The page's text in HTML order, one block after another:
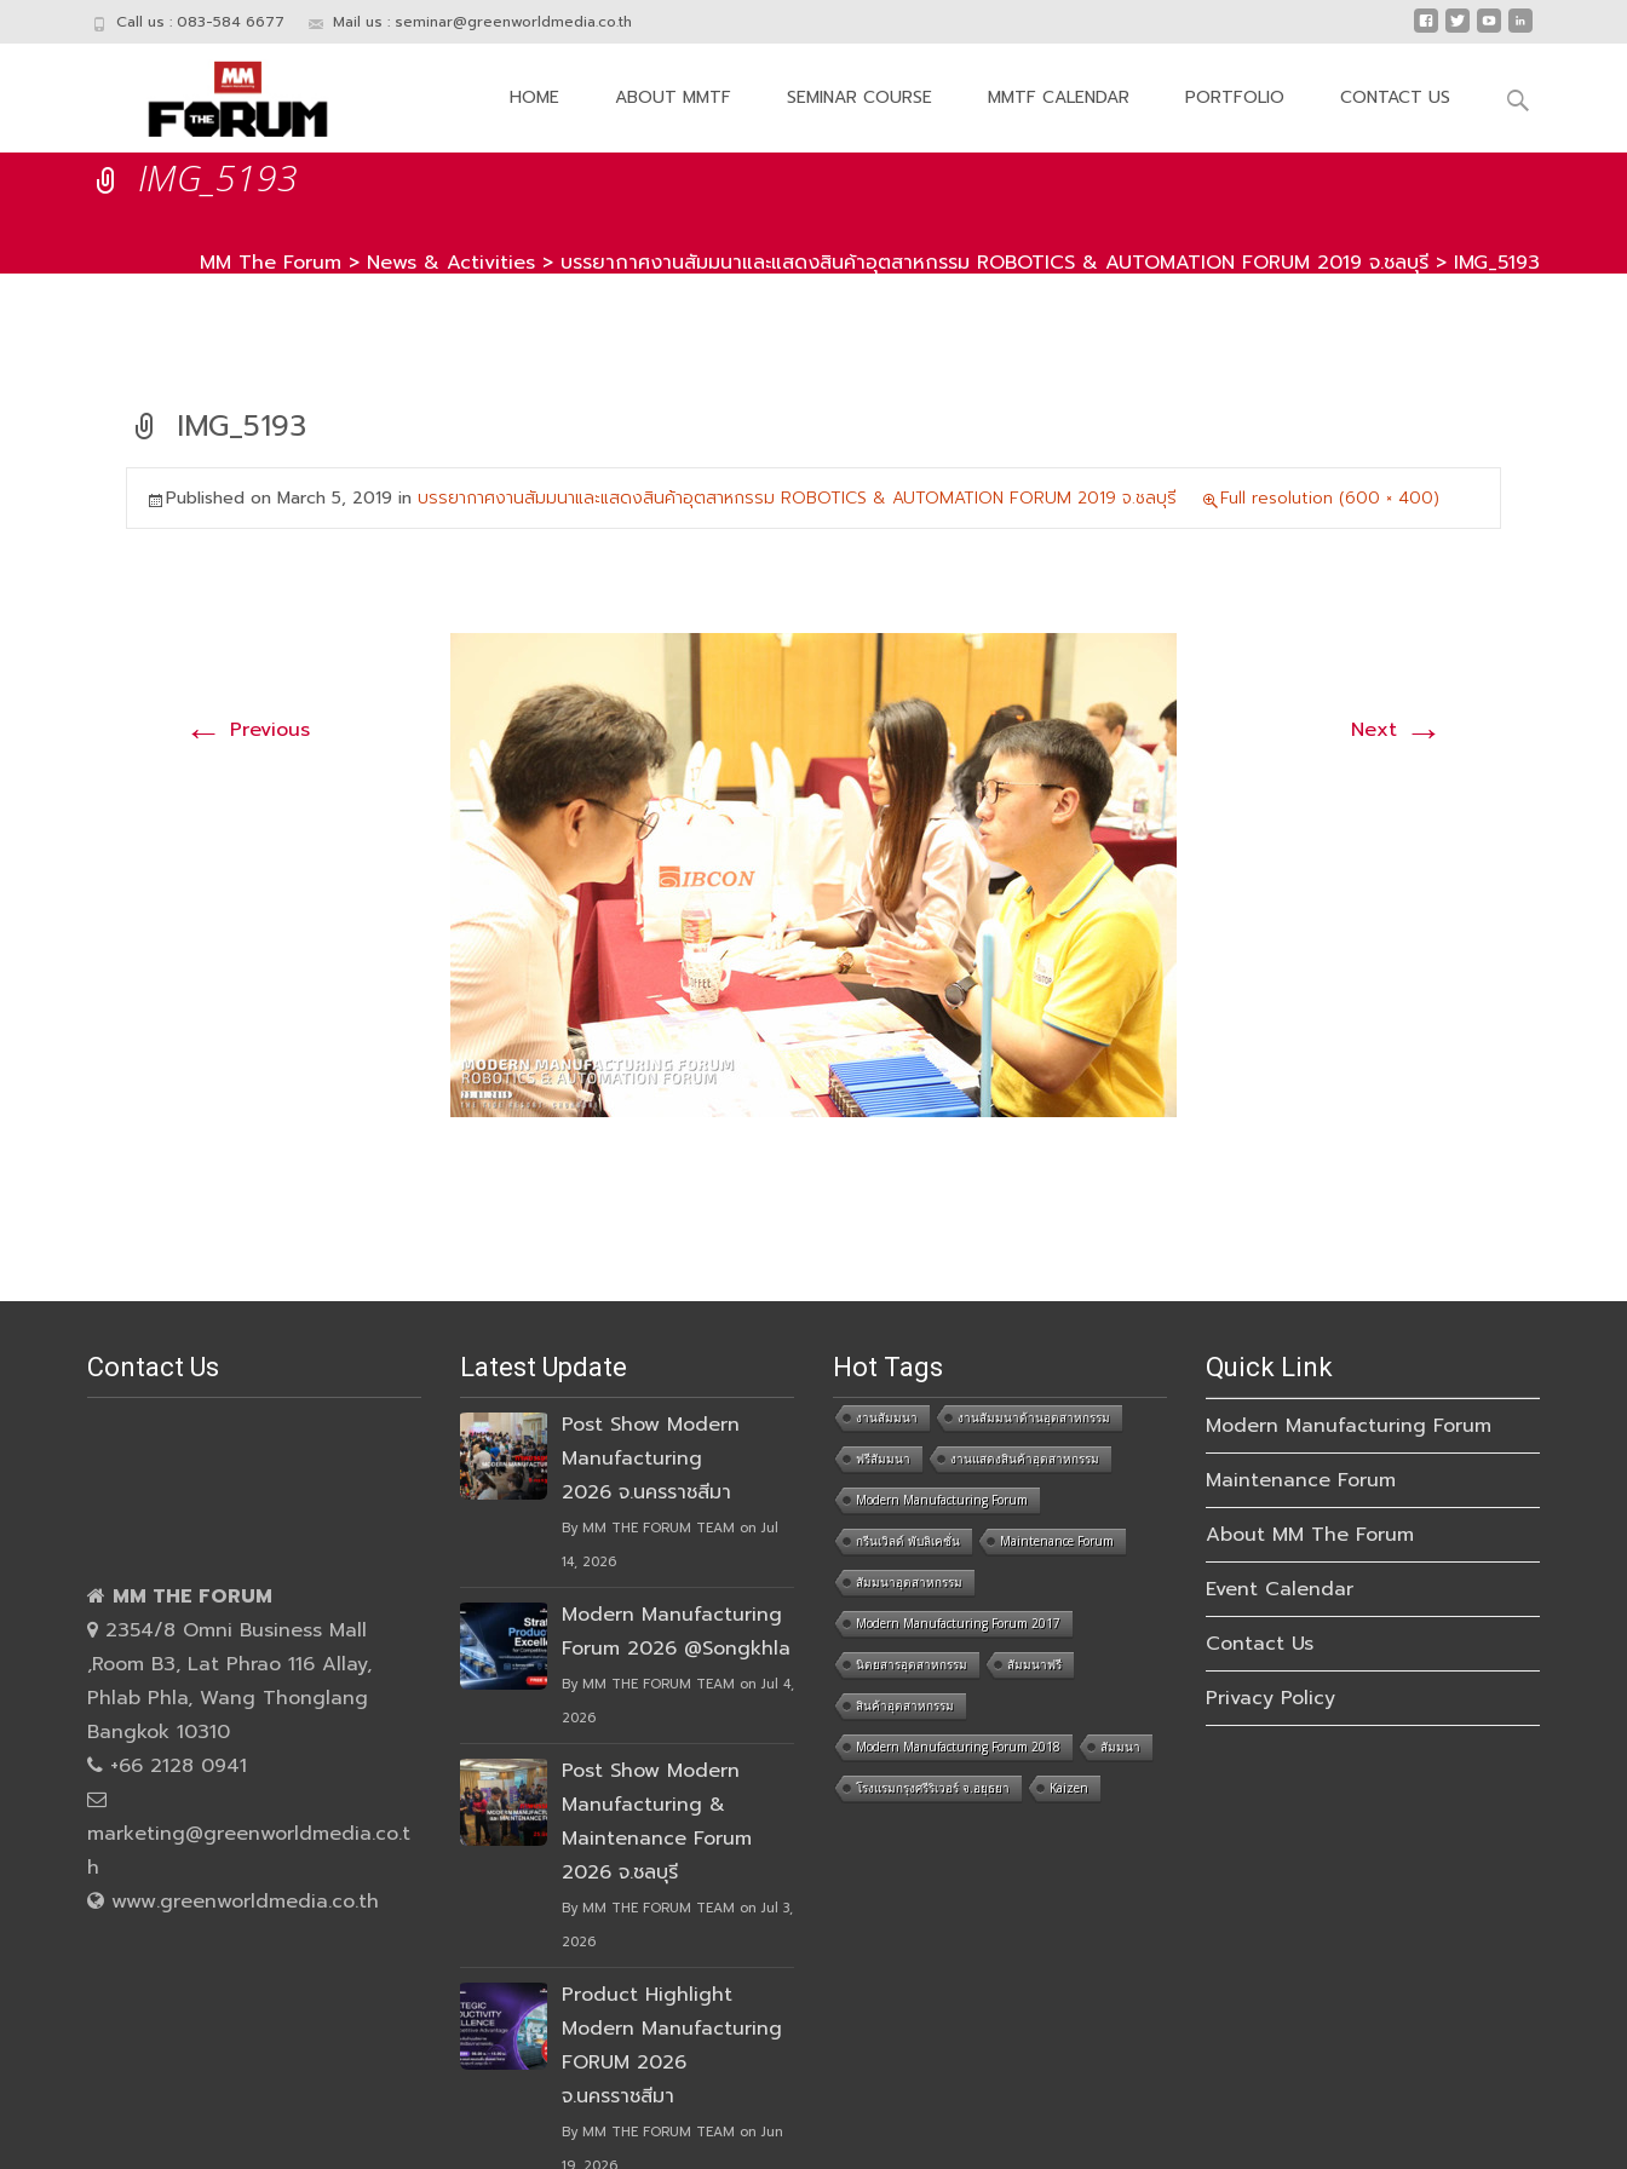
Call us : 083-584 6677 Mail us : seminar@greenworldmedia.co.th
HOME ABOUT MMTF SEMINAR COURSE MMTF CALENDAR PORTFOLIO CONTACT US
Search
IMG_5193
MM The Forum > News & Activities > บรรยากาศงานสัมมนาและแสดงสินค้าอุตสาหกรรม ROBOTICS & AUTOMATION FORUM 2019 จ.ชลบุรี > IMG_5193
IMG_5193
Published on March 5, 2019 in บรรยากาศงานสัมมนาและแสดงสินค้าอุตสาหกรรม ROBOTICS & AUTOMATION FORUM 2019 จ.ชลบุรี Full resolution (600 × 400)
← Previous Next →
Contact Us
MM THE FORUM
2354/8 Omni Business Mall
,Room B3, Lat Phrao 116 Allay,
Phlab Phla, Wang Thonglang
Bangkok 10310
+66 2128 0941
marketing@greenworldmedia.co.t
h
www.greenworldmedia.co.th
Latest Update
Post Show Modern
Manufacturing
2026 จ.นครราชสีมา
By MM THE FORUM TEAM on Jul
14, 2026
Modern Manufacturing
Forum 2026 @Songkhla
By MM THE FORUM TEAM on Jul 4,
2026
Post Show Modern
Manufacturing &
Maintenance Forum
2026 จ.ชลบุรี
By MM THE FORUM TEAM on Jul 3,
2026
Product Highlight
Modern Manufacturing
FORUM 2026
จ.นครราชสีมา
By MM THE FORUM TEAM on Jun
Hot Tags
งานสัมมนา งานสัมมนาด้านอุตสาหกรรม
ฟรีสัมมนา งานแสดงสินค้าอุตสาหกรรม
Modern Manufacturing Forum
กรีนเวิลด์ พับลิเคชั่น Maintenance Forum
สัมมนาอุตสาหกรรม
Modern Manufacturing Forum 2017
นิตยสารอุตสาหกรรม สัมมนาฟรี
สินค้าอุตสาหกรรม
Modern Manufacturing Forum 2018 สัมมนา
โรงแรมกรุงศรีริเวอร์ จ.อยุธยา Kaizen
Quick Link
Modern Manufacturing Forum
Maintenance Forum
About MM The Forum
Event Calendar
Contact Us
Privacy Policy